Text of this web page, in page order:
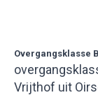
Overgangsklasse B
Vrijthof uit